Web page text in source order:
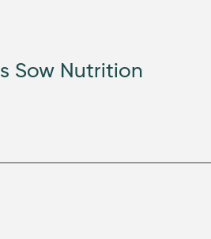
Sow Nutrition